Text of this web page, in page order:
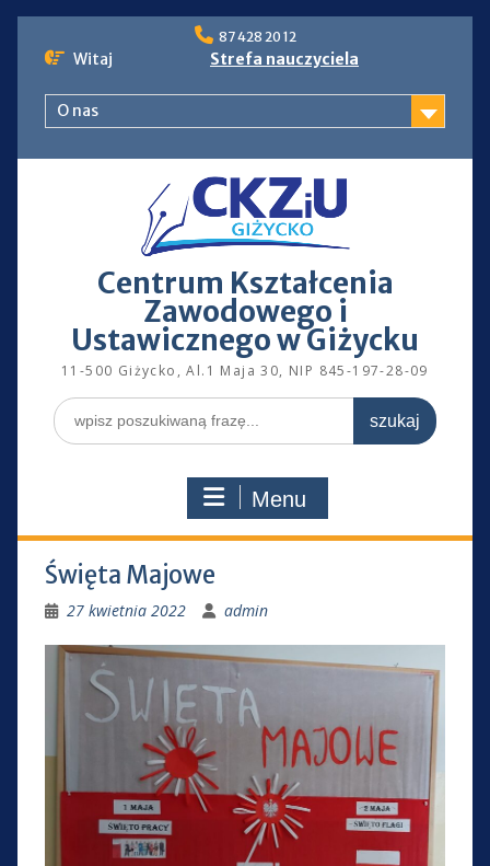
to
87 428 20 12
Witaj Strefa nauczyciela
O nas
Centrum Kształcenia
Zawodowego i
Ustawicznego w Giżycku
11-500 Giżycko, Al.1 Maja 30, NIP 845-197-28-09
Search
for:
Menu
Święta Majowe
27 kwietnia 2022 admin